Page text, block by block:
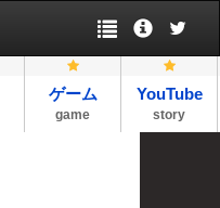
ゲーム
game
YouTube
story